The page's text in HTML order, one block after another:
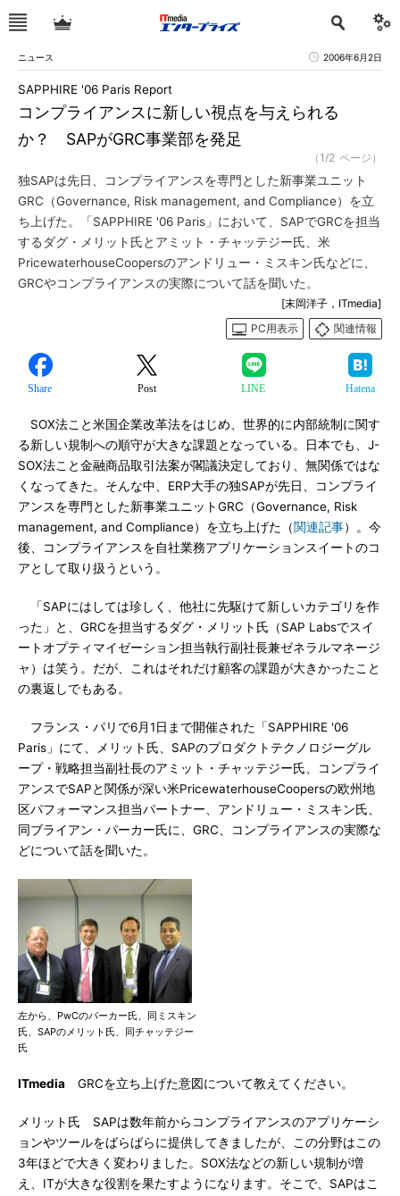
ニュース 2006年6月2日
コンプライアンスに新しい視点を与えられる
か？ SAPがGRC事業部を発足
SAPPHIRE '06 Paris Report
（1/2 ページ）
独SAPは先日、コンプライアンスを専門とした新事業ユニット
GRC（Governance, Risk management, and Compliance）を立
ち上げた。「SAPPHIRE '06 Paris」において、SAPでGRCを担当
するダグ・メリット氏とアミット・チャッテジー氏、米
PricewaterhouseCoopersのアンドリュー・ミスキン氏などに、
GRCやコンプライアンスの実際について話を聞いた。
[末岡洋子，ITmedia]
PC用表示
関連情報
Share Post LINE Hatena
SOX法こと米国企業改革法をはじめ、世界的に内部統制に関す
る新しい規制への順守が大きな課題となっている。日本でも、J-
SOX法こと金融商品取引法案が閣議決定しており、無関係ではな
くなってきた。そんな中、ERP大手の独SAPが先日、コンプライ
アンスを専門とした新事業ユニットGRC（Governance, Risk
management, and Compliance）を立ち上げた（関連記事）。今
後、コンプライアンスを自社業務アプリケーションスイートのコ
アとして取り扱うという。
「SAPにはしては珍しく、他社に先駆けて新しいカテゴリを作
った」と、GRCを担当するダグ・メリット氏（SAP Labsでスイ
ートオプティマイゼーション担当執行副社長兼ゼネラルマネージ
ャ）は笑う。だが、これはそれだけ顧客の課題が大きかったこと
の裏返しでもある。
フランス・パリで6月1日まで開催された「SAPPHIRE '06
Paris」にて、メリット氏、SAPのプロダクトテクノロジーグル
ープ・戦略担当副社長のアミット・チャッテジー氏、コンプライ
アンスでSAPと関係が深い米PricewaterhouseCoopersの欧州地
区パフォーマンス担当パートナー、アンドリュー・ミスキン氏、
同ブライアン・パーカー氏に、GRC、コンプライアンスの実際な
どについて話を聞いた。
左から、PwCのパーカー氏、同ミスキン
氏、SAPのメリット氏、同チャッテジー
氏
ITmedia GRCを立ち上げた意図について教えてください。
メリット氏 SAPは数年前からコンプライアンスのアプリケーシ
ョンやツールをばらばらに提供してきましたが、この分野はこの
3年ほどで大きく変わりました。SOX法などの新しい規制が増
え、ITが大きな役割を果たすようになります。そこで、SAPはこ